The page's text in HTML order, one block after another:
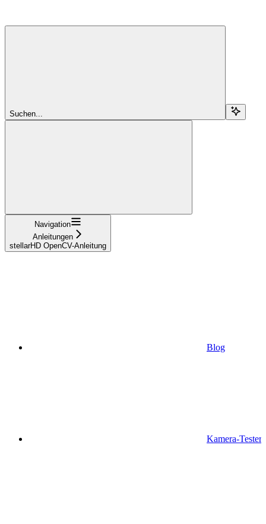
Suchen...
Navigation
Anleitungen
stellarHD OpenCV-Anleitung
Blog
Kamera-Tester